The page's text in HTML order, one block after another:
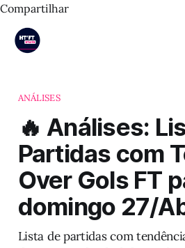
Compartilhar
ANÁLISES
🔥 Análises:
Partidas com
Over Gols FT
domingo 27/
Lista de partidas com